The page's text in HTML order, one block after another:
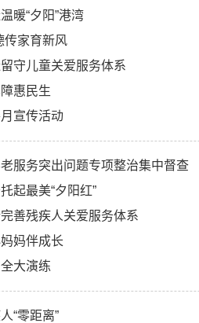
暖“夕阳”港湾
传家育新风
守儿童关爱服务体系
惠民生
宣传活动
服务突出问题专项整治集中督查
起最美“夕阳红”
善残疾人关爱服务体系
妈伴成长
大演练
“零距离”